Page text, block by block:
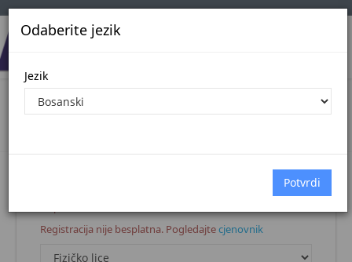
Odaberite jezik
Jezik
Registracija korisnika
Registracija nije besplatna. Pogledajtecjenovnik